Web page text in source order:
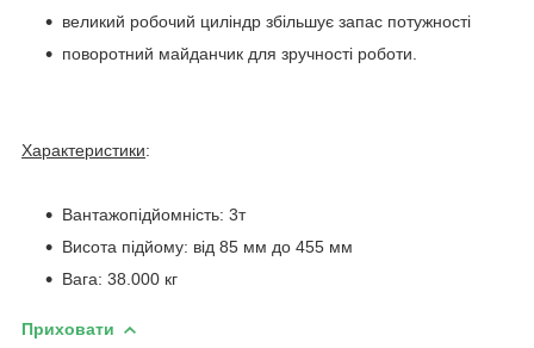
великий робочий циліндр збільшує запас потужності
поворотний майданчик для зручності роботи.
Характеристики:
Вантажопідйомність: 3т
Висота підйому: від 85 мм до 455 мм
Вага: 38.000 кг
Приховати